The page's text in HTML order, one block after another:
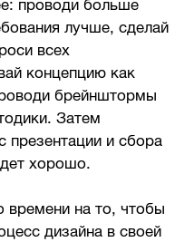
проводи больше
лучше, сделай
всех
концепцию как
брейнштормы
Затем
презентации и сбора
хорошо.
времени на то, чтобы
дизайна в своей